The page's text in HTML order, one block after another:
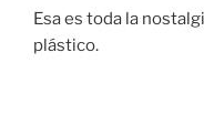
Esa es toda la
plástico.